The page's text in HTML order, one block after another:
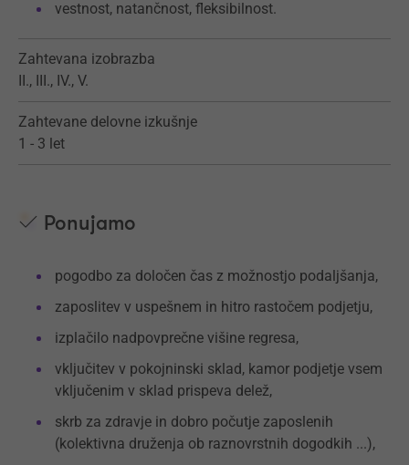
vestnost, natančnost, fleksibilnost.
Zahtevana izobrazba
II., III., IV., V.
Zahtevane delovne izkušnje
1 - 3 let
Ponujamo
pogodbo za določen čas z možnostjo podaljšanja,
zaposlitev v uspešnem in hitro rastočem podjetju,
izplačilo nadpovprečne višine regresa,
vključitev v pokojninski sklad, kamor podjetje vsem
vključenim v sklad prispeva delež,
skrb za zdravje in dobro počutje zaposlenih
(kolektivna druženja ob raznovrstnih dogodkih ...),